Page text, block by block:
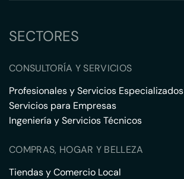
SECTORES
CONSULTORÍA Y SERVICIOS
Profesionales y Servicios Especializados
Servicios para Empresas
Ingeniería y Servicios Técnicos
COMPRAS, HOGAR Y BELLEZA
Tiendas y Comercio Local